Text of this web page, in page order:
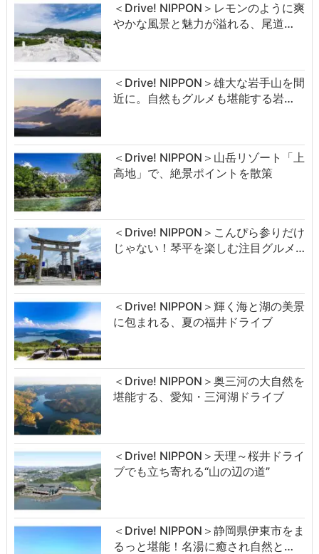
＜Drive! NIPPON＞レモンのように爽
やかな風景と魅力が溢れる、尾道…
＜Drive! NIPPON＞雄大な岩手山を間
近に。自然もグルメも堪能する岩…
＜Drive! NIPPON＞山岳リゾート「上
高地」で、絶景ポイントを散策
＜Drive! NIPPON＞こんぴら参りだけ
じゃない！琴平を楽しむ注目グルメ…
＜Drive! NIPPON＞輝く海と湖の美景
に包まれる、夏の福井ドライブ
＜Drive! NIPPON＞奥三河の大自然を
堪能する、愛知・三河湖ドライブ
＜Drive! NIPPON＞天理～桜井ドライ
ブでも立ち寄れる“山の辺の道”
＜Drive! NIPPON＞静岡県伊東市をま
るっと堪能！名湯に癒され自然と…